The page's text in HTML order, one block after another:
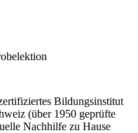
Bildungsinstitut
(über 1950 geprüfte
Nachhilfe zu Hause